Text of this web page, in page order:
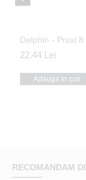
22.44 Lei
Adauga in cos
RECOMANDAM